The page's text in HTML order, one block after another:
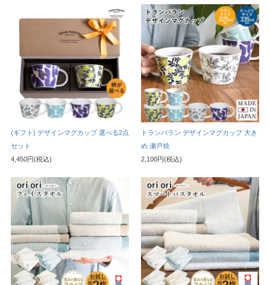
(ギフト) デザインマグカップ 選べる2点
セット
4,450円(税込)
トランパラン デザインマグカップ 大き
め 瀬戸焼
2,100円(税込)